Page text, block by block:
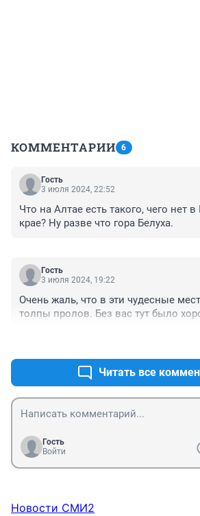
КОММЕНТАРИИ 6
Гость
3 июля 2024, 22:52
Что на Алтае есть такого, чего нет
крае? Ну разве что гора Белуха.
Гость
3 июля 2024, 19:22
Очень жаль, что в эти чудесные
толпы пролов. Без вас тут было
Читать все
Гость
Войти
Новости СМИ2